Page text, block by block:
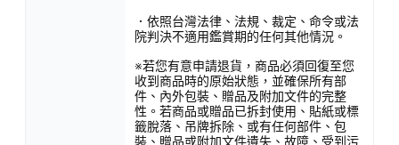
．依照台灣法律、法規、裁定、命令或法
院判決不適用鑑賞期的任何其他情況。
※若您有意申請退貨，商品必須回復至您
收到商品時的原始狀態，並確保所有部
件、內外包裝、贈品及附加文件的完整
性。若商品或贈品已拆封使用、貼紙或標
籤脫落、吊牌拆除、或有任何部件、包
裝、贈品或附加文件遺失、故障、受到污